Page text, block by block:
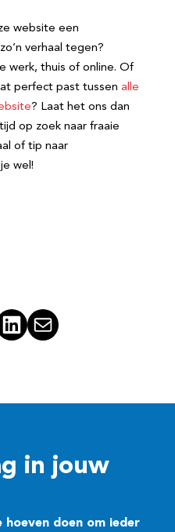
website een
verhaal tegen?
werk, thuis of online. Of
perfect past tussen alle
? Laat het ons dan
op zoek naar fraaie
of tip naar
wel!
LinkedInE-mail
in jouw
hoeven doen om ieder